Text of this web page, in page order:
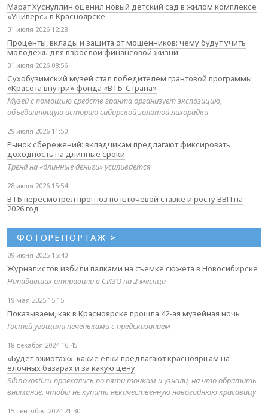
Марат Хуснуллин оценил новый детский сад в жилом комплексе
«Универс» в Красноярске
31 июля 2026 12:28
Проценты, вклады и защита от мошенников: чему будут учить
молодёжь для взрослой финансовой жизни
31 июля 2026 08:56
Сухобузимский музей стал победителем грантовой программы
«Красота внутри» фонда «ВТБ-Страна»
Музей с помощью средств гранта организует экспозицию,
объединяющую историю сибирской золотой лихорадки
29 июля 2026 11:50
Рынок сбережений: вкладчикам предлагают фиксировать
доходность на длинные сроки
Тренд на «длинные деньги» усиливается
28 июля 2026 15:54
ВТБ пересмотрел прогноз по ключевой ставке и росту ВВП на
2026 год
ФОТОРЕПОРТАЖ >
09 июня 2025 15:40
Журналистов избили палками на съемке сюжета в Новосибирске
Нападавших отправили в СИЗО на 2 месяца
19 мая 2025 15:15
Показываем, как в Красноярске прошла 42-ая музейная ночь
Гостей угощали печеньками с предсказанием
18 декабря 2024 16:45
«Будет ажиотаж»: какие елки предлагают красноярцам на
елочных базарах и за какую цену
Sibnovosti.ru проехались по пяти точкам и узнали, на что обратить
внимание, чтобы не купить некачественную новогоднюю красавицу
15 сентября 2024 21:30